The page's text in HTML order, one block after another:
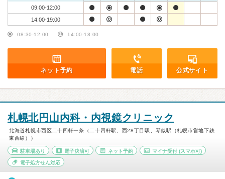
09:00-12:00
14:00-19:00
08:30-12:00 14:00-18:00
ネット予約 電話 公式サイト
札幌北円山内科・内視鏡クリニック
北海道札幌市西区二十四軒一条（二十四軒駅、西28丁目駅、琴似駅（札幌市営地下鉄
東西線））
駐車場あり 電子決済可 ネット予約 マイナ受付 (スマホ可)
電子処方せん対応